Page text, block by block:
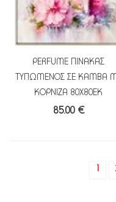
PERFUME ΠΙΝΑΚΑΣ
ΤΥΠΩΜΕΝΟΣ ΣΕ ΚΑΜΒΑ
ΚΟΡΝΙΖΑ 80Χ80ΕΚ
85.00 €
1